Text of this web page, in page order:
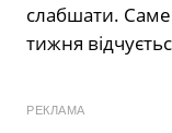
слабшати.
тижня
РЕКЛАМА